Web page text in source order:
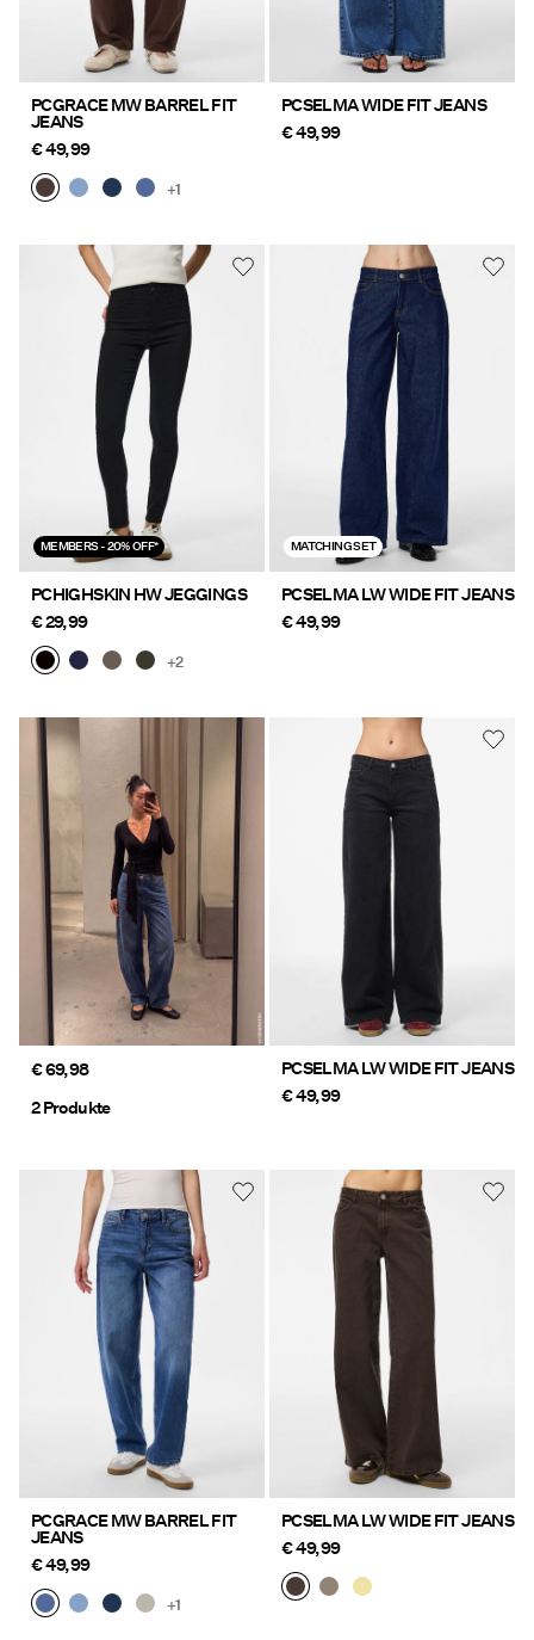
PCGRACE MW BARREL FIT
JEANS
€ 49,99
+1
PCSELMA WIDE FIT JEANS
€ 49,99
MEMBERS - 20% OFF*
PCHIGHSKIN HW JEGGINGS
€ 29,99
+2
MATCHING SET
PCSELMA LW WIDE FIT JEANS
€ 49,99
€ 69,98
2 Produkte
PCSELMA LW WIDE FIT JEANS
€ 49,99
PCGRACE MW BARREL FIT
JEANS
€ 49,99
+1
PCSELMA LW WIDE FIT JEANS
€ 49,99